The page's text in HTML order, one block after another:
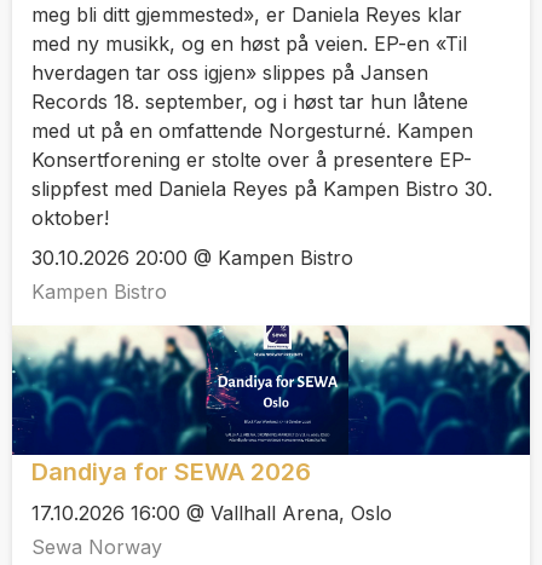
meg bli ditt gjemmested», er Daniela Reyes klar
med ny musikk, og en høst på veien. EP-en «Til
hverdagen tar oss igjen» slippes på Jansen
Records 18. september, og i høst tar hun låtene
med ut på en omfattende Norgesturné. Kampen
Konsertforening er stolte over å presentere EP-
slippfest med Daniela Reyes på Kampen Bistro 30.
oktober!
30.10.2026 20:00 @ Kampen Bistro
Kampen Bistro
Dandiya for SEWA 2026
17.10.2026 16:00 @ Vallhall Arena, Oslo
Sewa Norway